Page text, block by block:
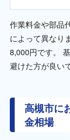
作業料金や部品
によって異なり
8,000円です。
避けた方が良い
高槻市に
金相場